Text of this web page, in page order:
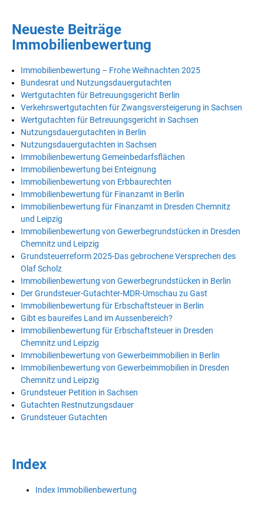
Neueste Beiträge
Immobilienbewertung
Immobilienbewertung – Frohe Weihnachten 2025
Bundesrat und Nutzungsdauergutachten
Wertgutachten für Betreuungsgericht Berlin
Verkehrswertgutachten für Zwangsversteigerung in Sachsen
Wertgutachten für Betreuungsgericht in Sachsen
Nutzungsdauergutachten in Berlin
Nutzungsdauergutachten in Sachsen
Immobilienbewertung Gemeinbedarfsflächen
Immobilienbewertung bei Enteignung
Immobilienbewertung von Erbbaurechten
Immobilienbewertung für Finanzamt in Berlin
Immobilienbewertung für Finanzamt in Dresden Chemnitz
und Leipzig
Immobilienbewertung von Gewerbegrundstücken in Dresden
Chemnitz und Leipzig
Grundsteuerreform 2025-Das gebrochene Versprechen des
Olaf Scholz
Immobilienbewertung von Gewerbegrundstücken in Berlin
Der Grundsteuer-Gutachter-MDR-Umschau zu Gast
Immobilienbewertung für Erbschaftsteuer in Berlin
Gibt es baureifes Land im Aussenbereich?
Immobilienbewertung für Erbschaftsteuer in Dresden
Chemnitz und Leipzig
Immobilienbewertung von Gewerbeimmobilien in Berlin
Immobilienbewertung von Gewerbeimmobilien in Dresden
Chemnitz und Leipzig
Grundsteuer Petition in Sachsen
Gutachten Restnutzungsdauer
Grundsteuer Gutachten
Index
Index Immobilienbewertung